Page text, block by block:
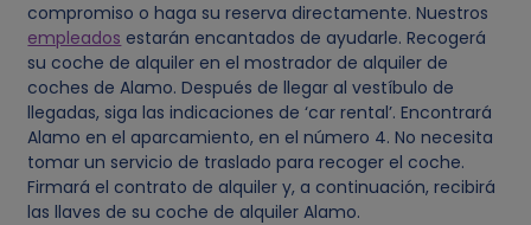
compromiso o haga su reserva directamente. Nuestros
empleados estarán encantados de ayudarle. Recogerá
su coche de alquiler en el mostrador de alquiler de
coches de Alamo. Después de llegar al vestíbulo de
llegadas, siga las indicaciones de ‘car rental’. Encontrará
Alamo en el aparcamiento, en el número 4. No necesita
tomar un servicio de traslado para recoger el coche.
Firmará el contrato de alquiler y, a continuación, recibirá
las llaves de su coche de alquiler Alamo.
e
s
y